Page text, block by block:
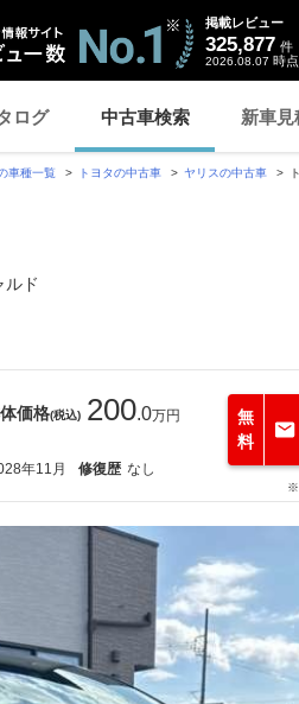
掲載レビュー
325,877 件
2026.08.07 時点
ログ 中古車検索 新車見
車種一覧 トヨタの中古車 ヤリスの中古車
ルド
価格(税込) 200.0万円
年11月 修復歴 なし
無
料
※